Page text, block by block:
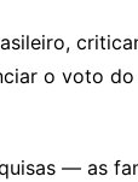
o voto
— as